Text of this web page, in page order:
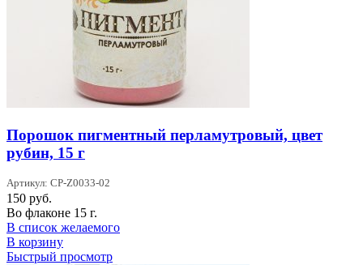
Порошок пигментный перламутровый, цвет
рубин, 15 г
Артикул: CP-Z0033-02
150 руб.
Во флаконе 15 г.
В список желаемого
В корзину
Быстрый просмотр